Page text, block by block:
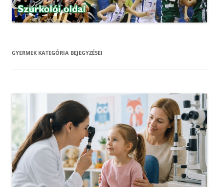
GYERMEK KATEGÓRIA BEJEGYZÉSEI